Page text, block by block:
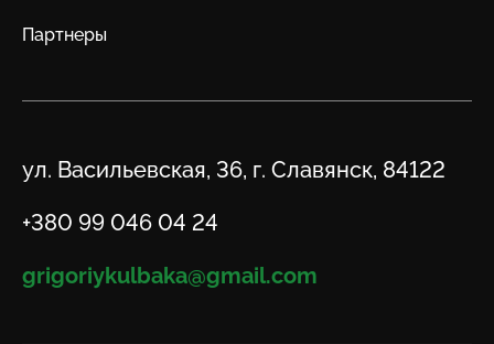
Партнеры
Адрес
ул. Васильевская, 36, г. Славянск, 84122
Телефон
+380 99 046 04 24
Email
grigoriykulbaka@gmail.com